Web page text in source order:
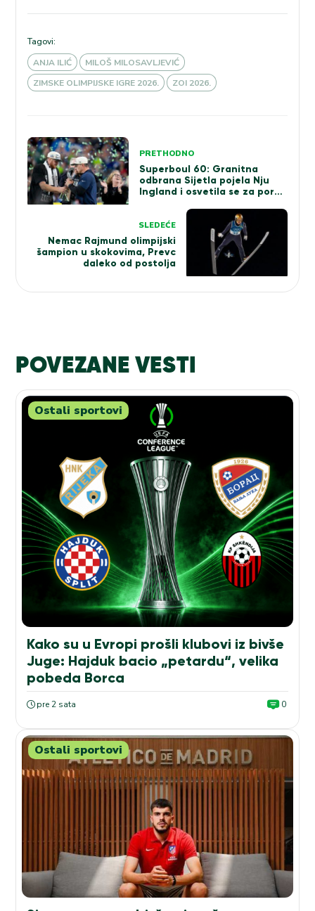
Tagovi:
ANJA ILIĆ
MILOŠ MILOSAVLJEVIĆ
ZIMSKE OLIMPIJSKE IGRE 2026.
ZOI 2026.
Kretanje
članka
PRETHODNO
Superboul 60: Granitna
odbrana Sijetla pojela Nju
Ingland i osvetila se za poraz
SLEDEĆE
Nemac Rajmund olimpijski
šampion u skokovima, Prevc
daleko od postolja
POVEZANE VESTI
Ostali sportovi
Kako su u Evropi prošli klubovi iz bivše
Juge: Hajduk bacio „petardu“, velika
pobeda Borca
pre 2 sata 0
Ostali sportovi